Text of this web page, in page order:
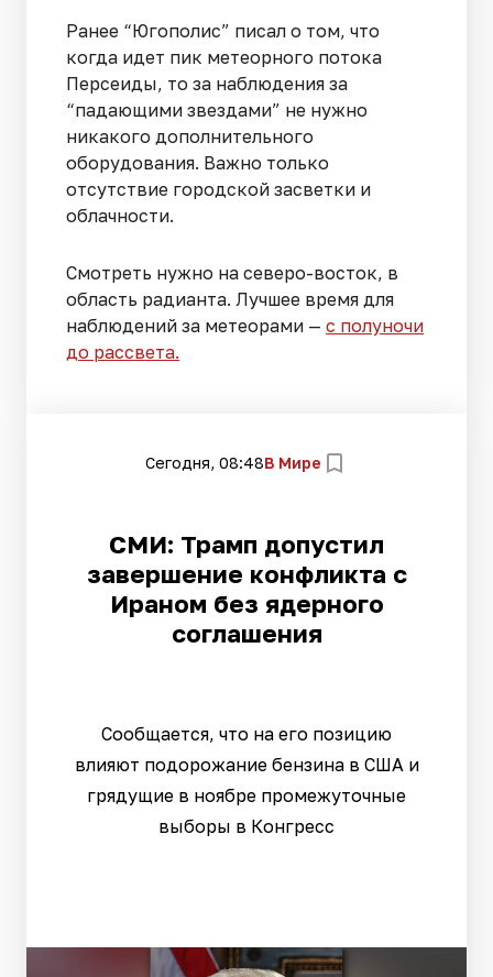
Ранее “Югополис” писал о том, что
когда идет пик метеорного потока
Персеиды, то за наблюдения за
“падающими звездами” не нужно
никакого дополнительного
оборудования. Важно только
отсутствие городской засветки и
облачности.
Смотреть нужно на северо-восток, в
область радианта. Лучшее время для
наблюдений за метеорами — с полуночи
до рассвета.
Сегодня, 08:48В Мире
СМИ: Трамп допустил
завершение конфликта с
Ираном без ядерного
соглашения
Сообщается, что на его позицию
влияют подорожание бензина в США и
грядущие в ноябре промежуточные
выборы в Конгресс